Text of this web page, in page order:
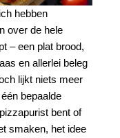
hebben
over de hele
– een plat brood,
en allerlei beleg
lijkt niets meer
bepaalde
bent of
smaken, het idee